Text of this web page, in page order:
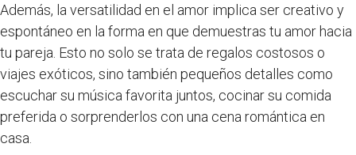
Además, la versatilidad en el amor implica ser creativo y
espontáneo en la forma en que demuestras tu amor hacia
tu pareja. Esto no solo se trata de regalos costosos o
viajes exóticos, sino también pequeños detalles como
escuchar su música favorita juntos, cocinar su comida
preferida o sorprenderlos con una cena romántica en
casa.